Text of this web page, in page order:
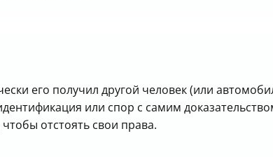
его получил другой человек (или
или спор с самим
отстоять свои права.